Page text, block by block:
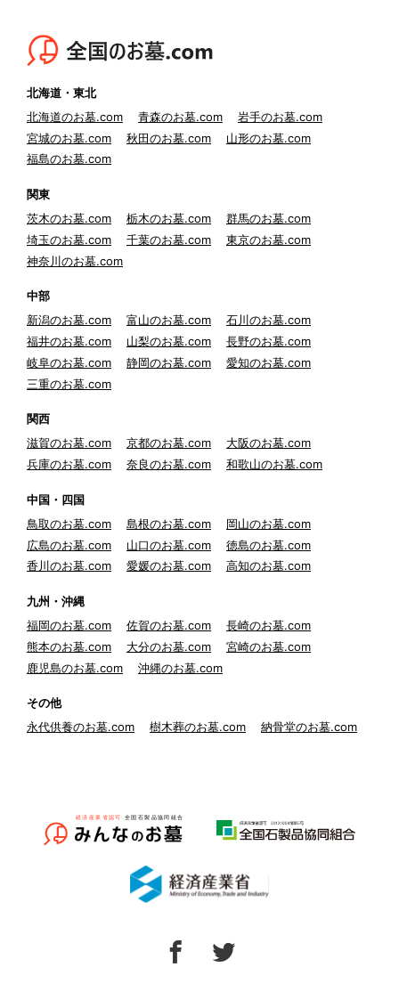
北海道・東北
北海道のお墓.com
青森のお墓.com
岩手のお墓.com
宮城のお墓.com
秋田のお墓.com
山形のお墓.com
福島のお墓.com
関東
茨木のお墓.com
栃木のお墓.com
群馬のお墓.com
埼玉のお墓.com
千葉のお墓.com
東京のお墓.com
神奈川のお墓.com
中部
新潟のお墓.com
富山のお墓.com
石川のお墓.com
福井のお墓.com
山梨のお墓.com
長野のお墓.com
岐阜のお墓.com
静岡のお墓.com
愛知のお墓.com
三重のお墓.com
関西
滋賀のお墓.com
京都のお墓.com
大阪のお墓.com
兵庫のお墓.com
奈良のお墓.com 和歌山のお墓.com
中国・四国
鳥取のお墓.com
島根のお墓.com
岡山のお墓.com
広島のお墓.com
山口のお墓.com
徳島のお墓.com
香川のお墓.com
愛媛のお墓.com 高知のお墓.com
九州・沖縄
福岡のお墓.com
佐賀のお墓.com
長崎のお墓.com
熊本のお墓.com
大分のお墓.com
宮崎のお墓.com
鹿児島のお墓.com
沖縄のお墓.com
その他
永代供養のお墓.com
樹木葬のお墓.com 納骨堂のお墓.com